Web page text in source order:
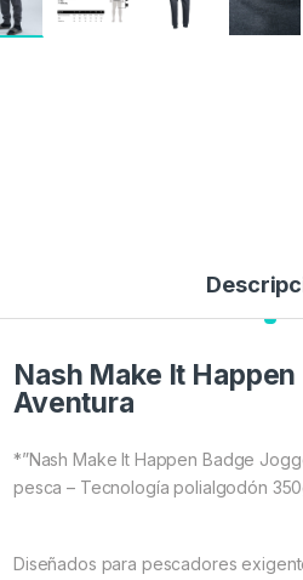
Nash Make It
Aventura
*”Nash Make It Happen Badge
pesca – Tecnología polialgodón
Diseñados para pescadores